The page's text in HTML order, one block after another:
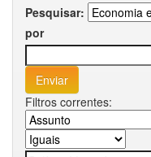
Pesquisar:
por
Filtros correntes: